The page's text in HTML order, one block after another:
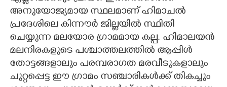
ZOOM
CONTACT US
അനുയോജ്യമായ സ്ഥലമാണ് ഹിമാചൽ
പ്രദേശിലെ കിന്നൗർ ജില്ലയിൽ സ്ഥിതി
ചെയ്യുന്ന മലയോര ഗ്രാമമായ കല്പ. ഹിമാലയൻ
മലനിരകളുടെ പശ്ചാത്തലത്തിൽ ആപ്പിൾ
തോട്ടങ്ങളാലും പരമ്പരാഗത മരവീടുകളാലും
ചുറ്റപ്പെട്ട ഈ ഗ്രാമം സഞ്ചാരികൾക്ക് തികച്ചും